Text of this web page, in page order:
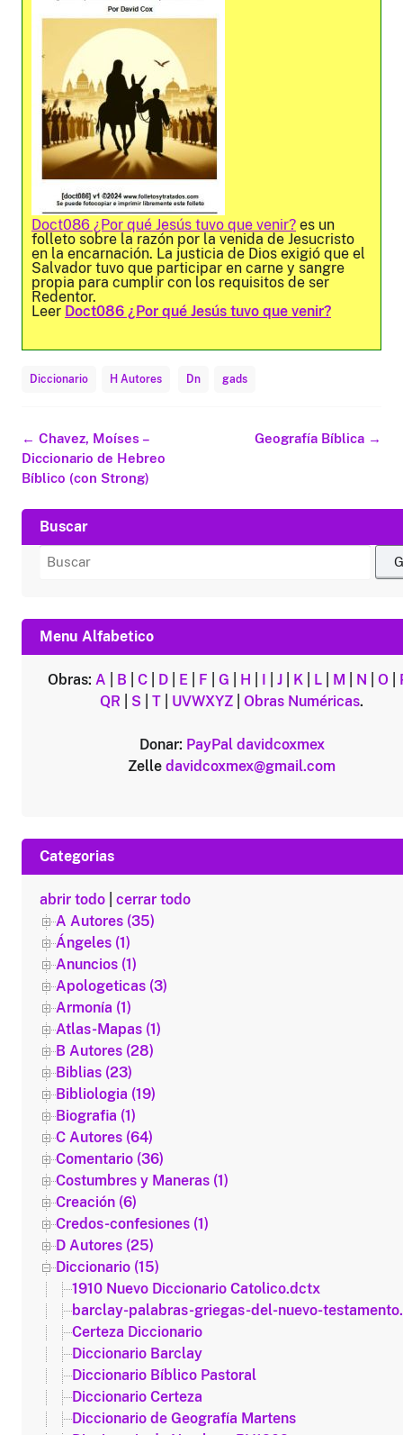
Doct086 ¿Por qué Jesús tuvo que venir? es un
folleto sobre la razón por la venida de Jesucristo
en la encarnación. La justicia de Dios exigió que el
Salvador tuvo que participar en carne y sangre
propia para cumplir con los requisitos de ser
Redentor.
Leer Doct086 ¿Por qué Jesús tuvo que venir?
Diccionario H Autores Dn gads
Navegación
de
entradas
← Chavez, Moíses –
Diccionario de Hebreo
Bíblico (con Strong)
Geografía Bíblica →
Buscar
Buscar
Menu Alfabetico
Obras: A B C D E F G H I J K L M N O
QR
S T UVWXYZ Obras Numéricas.
Donar: PayPaldavidcoxmex
Zelle davidcoxmex@gmail.com
Categorias
abrir todo
cerrar todo
A Autores (35)
Ángeles (1)
Anuncios (1)
Apologeticas (3)
Armonía (1)
Atlas-Mapas (1)
B Autores (28)
Biblias (23)
Bibliologia (19)
Biografia (1)
C Autores (64)
Comentario (36)
Costumbres y Maneras (1)
Creación (6)
Credos-confesiones (1)
D Autores (25)
Diccionario (15)
1910 Nuevo Diccionario Catolico.dctx
barclay-palabras-griegas-del-nuevo-
Certeza Diccionario
Diccionario Barclay
Diccionario Bíblico Pastoral
Diccionario Certeza
Diccionario de Geografía Martens